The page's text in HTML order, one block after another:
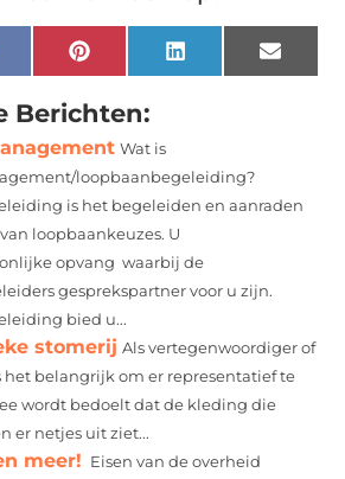
Pinterest LinkedIn Email
Berichten:
Wat is
loopbaanbegeleiding?
is het begeleiden en aanraden
loopbaankeuzes. U
opvang waarbij de
gesprekspartner voor u zijn.
bied u...
stomerij Als vertegenwoordiger of
het belangrijk om er representatief te
wordt bedoelt dat de kleding die
er netjes uit ziet...
meer! Eisen van de overheid